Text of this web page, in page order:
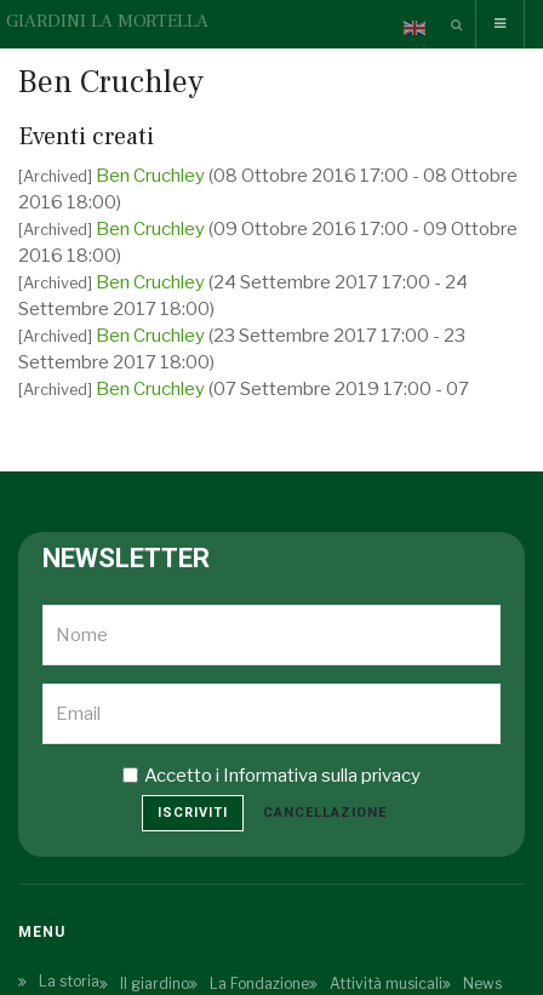
GIARDINI LA MORTELLA
Ben Cruchley
Eventi creati
[Archived] Ben Cruchley(08 Ottobre 2016 17:00 - 08 Ottobre
2016 18:00)
[Archived] Ben Cruchley(09 Ottobre 2016 17:00 - 09 Ottobre
2016 18:00)
[Archived] Ben Cruchley(24 Settembre 2017 17:00 - 24
Settembre 2017 18:00)
[Archived] Ben Cruchley(23 Settembre 2017 17:00 - 23
Settembre 2017 18:00)
[Archived] Ben Cruchley(07 Settembre 2019 17:00 - 07
Settembre 2019 18:15)
NEWSLETTER
Accetto i Informativa sulla privacy
ISCRIVITI CANCELLAZIONE
MENU
La storia Il giardino La Fondazione Attività musicali News